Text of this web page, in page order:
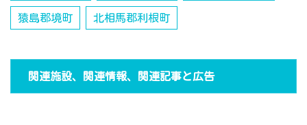
猿島郡境町 北相馬郡利根町
関連施設、関連情報、関連記事と広告